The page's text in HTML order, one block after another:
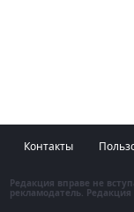
Контакты
Редакция вправе не
рекламодатель.